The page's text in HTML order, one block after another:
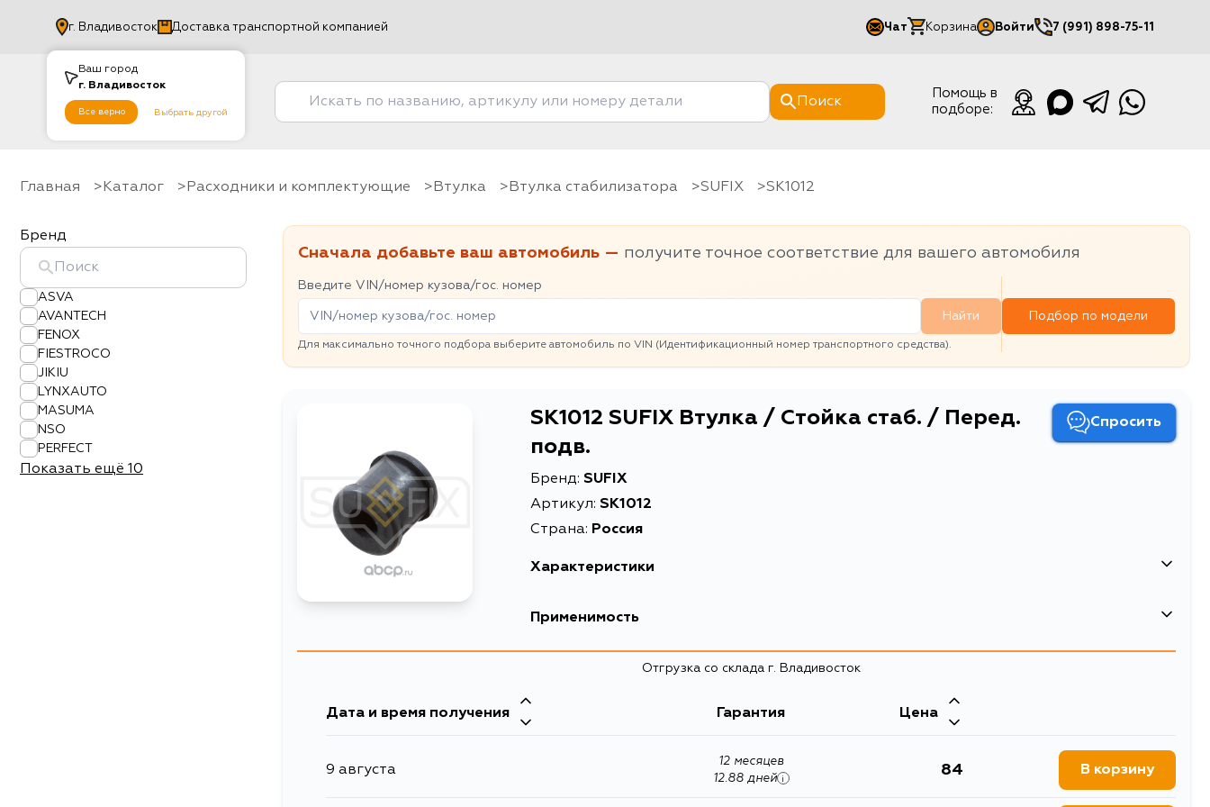
Ваш город
г. Владивосток
Все верно Выбрать другой
г. Владивосток Доставка транспортной компанией Чат Корзина Войти
Мой кабинет
7 (991) 898-75-11
Поиск
Помощь в
подборе:
Главная Каталог Расходники и комплектующие Втулка Втулка стабилизатора SUFIX SK1012
Бренд
ASVA
AVANTECH
FENOX
FIESTROCO
JIKIU
LYNXAUTO
MASUMA
NSO
PERFECT
Показать ещё 10
Сначала добавьте ваш автомобиль — получите точное соответствие для вашего автомобиля
Введите VIN/номер кузова/гос. номер
Найти
Для максимально точного подбора выберите автомобиль по VIN (Идентификационный номер транспортного средства).
Подбор по модели
SK1012 SUFIX Втулка / Стойка стаб. / Перед.
подв.
Спросить
Бренд: SUFIX
Артикул: SK1012
Страна: Россия
Характеристики
Описание
Применимость
Двигатель
SCP11, NCP16, NP80, NL40, NL50, EXZ10, 15, NCP15, NCP35, NCP25, EL55,
Отгрузка со склада г. Владивосток
Дата и время получения Гарантия Цена
9 августа
12 месяцев
12.88 дней
i
84 В корзину